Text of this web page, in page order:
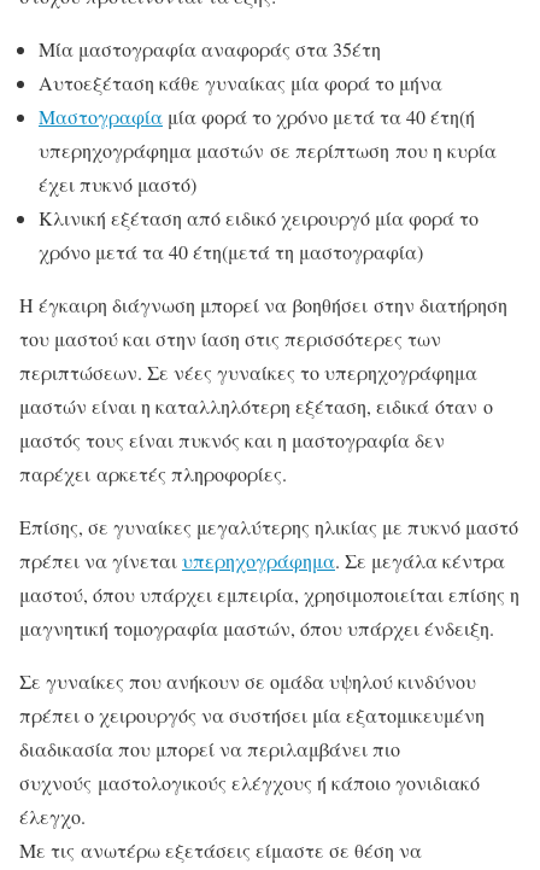
Μία μαστογραφία αναφοράς στα 35έτη
Αυτοεξέταση κάθε γυναίκας μία φορά το μήνα
Μαστογραφία μία φορά το χρόνο μετά τα 40 έτη(ή
υπερηχογράφημα μαστών σε περίπτωση που η κυρία
έχει πυκνό μαστό)
Κλινική εξέταση από ειδικό χειρουργό μία φορά το
χρόνο μετά τα 40 έτη(μετά τη μαστογραφία)
Η έγκαιρη διάγνωση μπορεί να βοηθήσει στην διατήρηση
του μαστού και στην ίαση στις περισσότερες των
περιπτώσεων. Σε νέες γυναίκες το υπερηχογράφημα
μαστών είναι η καταλληλότερη εξέταση, ειδικά όταν ο
μαστός τους είναι πυκνός και η μαστογραφία δεν
παρέχει αρκετές πληροφορίες.
Επίσης, σε γυναίκες μεγαλύτερης ηλικίας με πυκνό μαστό
πρέπει να γίνεταιυπερηχογράφημα. Σε μεγάλα κέντρα
μαστού, όπου υπάρχει εμπειρία, χρησιμοποιείται επίσης η
μαγνητική τομογραφία μαστών, όπου υπάρχει ένδειξη.
Σε γυναίκες που ανήκουν σε ομάδα υψηλού κινδύνου
πρέπει ο χειρουργός να συστήσει μία εξατομικευμένη
διαδικασία που μπορεί να περιλαμβάνει πιο
συχνούς μαστολογικούς ελέγχους ή κάποιο γονιδιακό
έλεγχο.
Με τις ανωτέρω εξετάσεις είμαστε σε θέση να